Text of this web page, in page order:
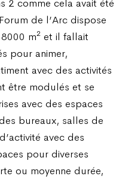
2 comme cela avait été
de l’Arc dispose
m2 et il fallait
pour animer,
avec des activités
être modulés et se
avec des espaces
bureaux, salles de
avec des
pour diverses
ou moyenne durée,